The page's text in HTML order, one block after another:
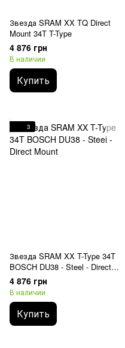
Звезда SRAM XX TQ Direct
Mount 34T T-Type
4 876 грн
В наличии
Купить
3
Звезда SRAM XX T-Type 34T
BOSCH DU38 - Steel - Direct
Mount
4 876 грн
В наличии
Купить